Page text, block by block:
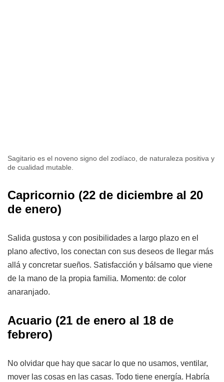
Sagitario es el noveno signo del zodíaco, de naturaleza positiva y
de cualidad mutable.
Capricornio (22 de diciembre al 20
de enero)
Salida gustosa y con posibilidades a largo plazo en el
plano afectivo, los conectan con sus deseos de llegar más
allá y concretar sueños. Satisfacción y bálsamo que viene
de la mano de la propia familia. Momento: de color
anaranjado.
Acuario (21 de enero al 18 de
febrero)
No olvidar que hay que sacar lo que no usamos, ventilar,
mover las cosas en las casas. Todo tiene energía. Habría